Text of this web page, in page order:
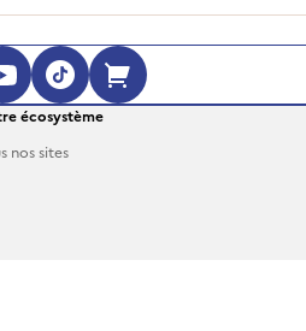
dans une
(s'ouvre dans une
(s'ouvre dans
YouTube (s'ouvre
TikTok (s'ouvre
Boutique en
écosystème
nos sites